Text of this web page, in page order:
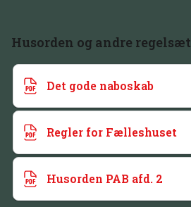
Husorden og andre regelsæt
Det gode naboskab
Regler for Fælleshuset
Husorden PAB afd. 2